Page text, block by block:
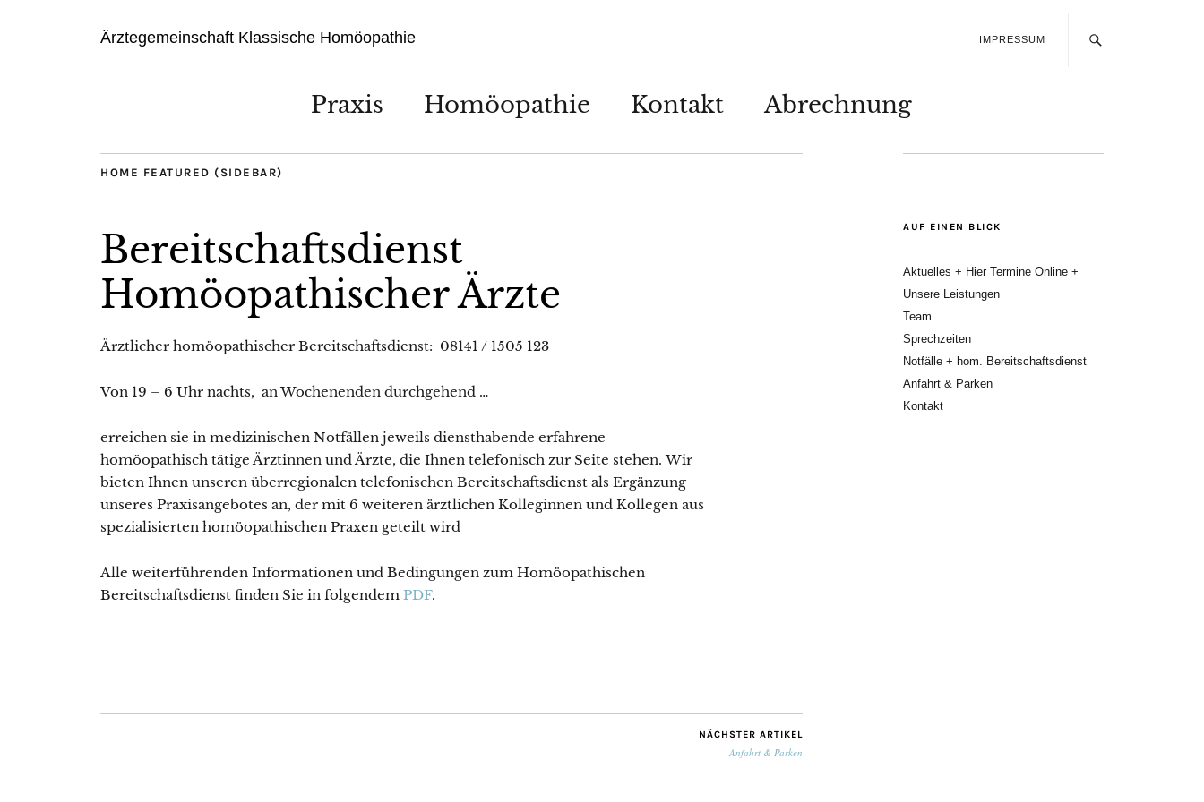
IMPRESSUM
Ärztegemeinschaft Klassische Homöopathie
Praxis Homöopathie Kontakt Abrechnung
HOME FEATURED (SIDEBAR)
Bereitschaftsdienst
Homöopathischer Ärzte
Ärztlicher homöopathischer Bereitschaftsdienst: 08141 / 1505 123
Von 19 – 6 Uhr nachts, an Wochenenden durchgehend …
erreichen sie in medizinischen Notfällen jeweils diensthabende erfahrene
homöopathisch tätige Ärztinnen und Ärzte, die Ihnen telefonisch zur Seite stehen. Wir
bieten Ihnen unseren überregionalen telefonischen Bereitschaftsdienst als Ergänzung
unseres Praxisangebotes an, der mit 6 weiteren ärztlichen Kolleginnen und Kollegen aus
spezialisierten homöopathischen Praxen geteilt wird
Alle weiterführenden Informationen und Bedingungen zum Homöopathischen
Bereitschaftsdienst finden Sie in folgendem PDF.
NÄCHSTER ARTIKEL
Anfahrt & Parken
AUF EINEN BLICK
Aktuelles + Hier Termine Online +
Unsere Leistungen
Team
Sprechzeiten
Notfälle + hom. Bereitschaftsdienst
Anfahrt & Parken
Kontakt